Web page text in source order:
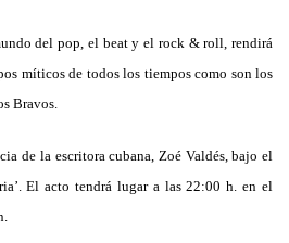
del pop, el beat y el rock & roll, rendirá
míticos de todos los tiempos como son los
Bravos.
de la escritora cubana, Zoé Valdés, bajo el
El acto tendrá lugar a las 22:00 h. en el